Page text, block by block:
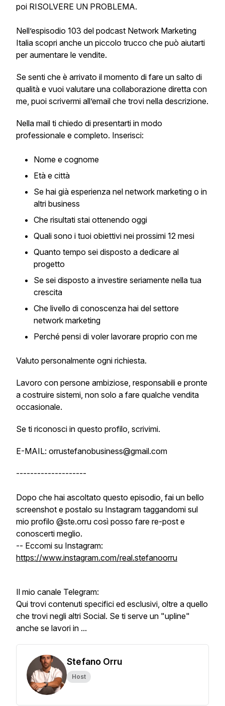
poi RISOLVERE UN PROBLEMA.
Nell’espisodio 103 del podcast Network Marketing
Italia scopri anche un piccolo trucco che può aiutarti
per aumentare le vendite.
Se senti che è arrivato il momento di fare un salto di
qualità e vuoi valutare una collaborazione diretta con
me, puoi scrivermi all’email che trovi nella descrizione.
Nella mail ti chiedo di presentarti in modo
professionale e completo. Inserisci:
Nome e cognome
Età e città
Se hai già esperienza nel network marketing o in
altri business
Che risultati stai ottenendo oggi
Quali sono i tuoi obiettivi nei prossimi 12 mesi
Quanto tempo sei disposto a dedicare al
progetto
Se sei disposto a investire seriamente nella tua
crescita
Che livello di conoscenza hai del settore
network marketing
Perché pensi di voler lavorare proprio con me
Valuto personalmente ogni richiesta.
Lavoro con persone ambiziose, responsabili e pronte
a costruire sistemi, non solo a fare qualche vendita
occasionale.
Se ti riconosci in questo profilo, scrivimi.
E-MAIL: orrustefanobusiness@gmail.com
--------------------
Dopo che hai ascoltato questo episodio, fai un bello
screenshot e postalo su Instagram taggandomi sul
mio profilo @ste.orru così posso fare re-post e
conoscerti meglio.
-- Eccomi su Instagram:
https://www.instagram.com/real.stefanoorru
Il mio canale Telegram:
Qui trovi contenuti specifici ed esclusivi, oltre a quello
che trovi negli altri Social. Se ti serve un "upline"
anche se lavori in ...
Stefano Orru
Host